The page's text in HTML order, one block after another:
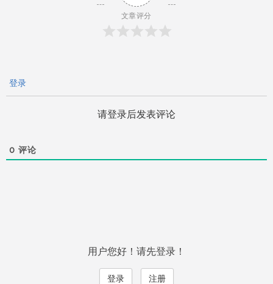
文章评分
登录
请登录后发表评论
0 评论
用户您好！请先登录！
登录 注册